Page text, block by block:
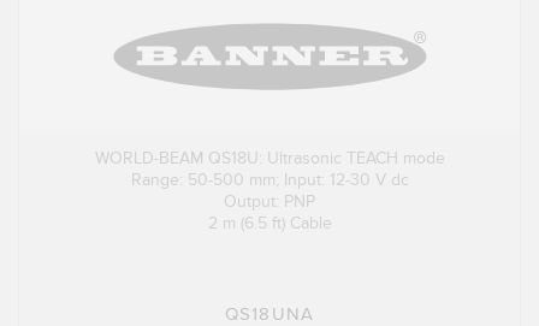
WORLD-BEAM QS18U: Ultrasonic TEACH mode
Range: 50-500 mm; Input: 12-30 V dc
Output: PNP
2 m (6.5 ft) Cable
QS18UNA